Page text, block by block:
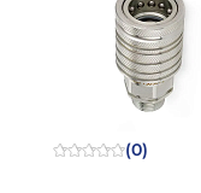
(0)